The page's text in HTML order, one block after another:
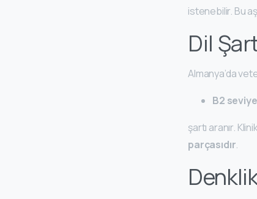
istenebilir. Bu
Dil
Almanya’da
B2
şartı aranır.
parçasıdır.